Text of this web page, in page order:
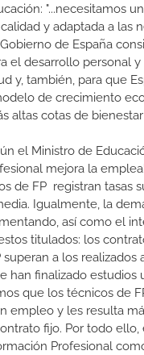
"...necesitamos
y adaptada a las
de España
el desarrollo personal
y, también, para que
de crecimiento
altas cotas de bienestar
el Ministro de
mejora la
de FP registran tasas
Igualmente, la
así como el
titulados: los
a los realizados
han finalizado estudios
que los técnicos de
empleo y les resulta
fijo. Por todo ello,
Profesional